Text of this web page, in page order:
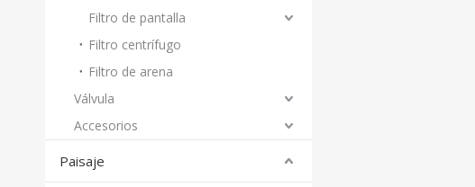
Filtro de pantalla
Filtro centrífugo
Filtro de arena
Válvula
Accesorios
Paisaje